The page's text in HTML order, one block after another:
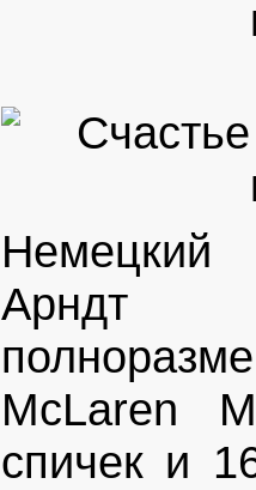
Немецкий
Арндт
McLaren
спичек и